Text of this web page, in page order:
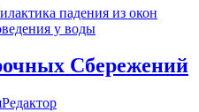
падения из окон
у воды
Сбережений
Редактор